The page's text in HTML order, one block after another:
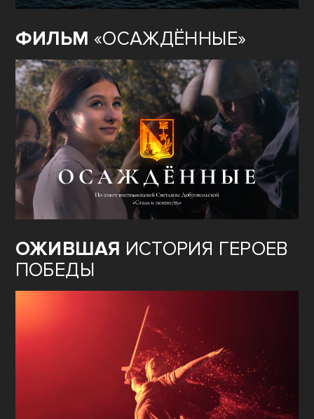
ФИЛЬМ «ОСАЖДЁННЫЕ»
ОЖИВШАЯ ИСТОРИЯ ГЕРОЕВ
ПОБЕДЫ